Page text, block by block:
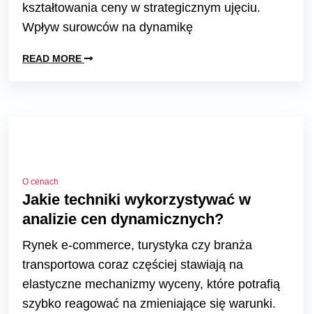
kształtowania ceny w strategicznym ujęciu.
Wpływ surowców na dynamikę
READ MORE
O cenach
Jakie techniki wykorzystywać w
analizie cen dynamicznych?
Rynek e-commerce, turystyka czy branża
transportowa coraz częściej stawiają na
elastyczne mechanizmy wyceny, które potrafią
szybko reagować na zmieniające się warunki.